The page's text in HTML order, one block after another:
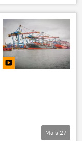
França
Mais 27